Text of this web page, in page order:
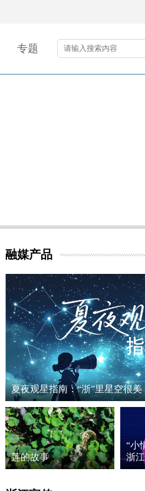
专题
融媒产品
夏夜观星指南：“浙”里星空很美
莲的故事
“小
浙